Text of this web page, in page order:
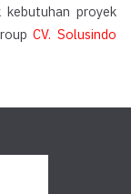
proyek
CV. Solusindo